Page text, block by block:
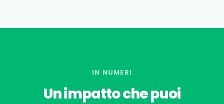
IN NUMERI
Un impatto che puoi